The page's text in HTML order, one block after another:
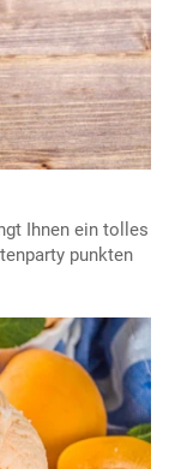
Ihnen ein tolles
punkten